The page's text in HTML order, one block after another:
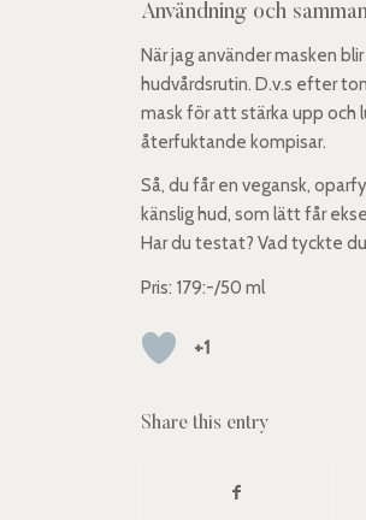
Användning och
När jag använder masken
hudvårdsrutin. D.v.s efter
mask för att stärka upp och
återfuktande kompisar.
Så, du får en vegansk,
känslig hud, som lätt får
Har du testat? Vad tyckte
Pris: 179:-/50 ml
+1
Share this entry